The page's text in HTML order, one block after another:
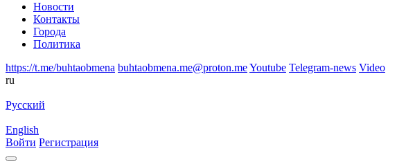
Новости
Контакты
Города
Политика
https://t.me/buhtaobmena buhtaobmena.me@proton.meYoutube Telegram-news Video
ru
Русский
English
Войти Регистрация